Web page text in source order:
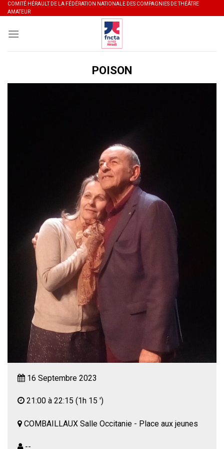
Skip
to
content
COMITÉ HÉRAULT DE LA FÉDÉRATION NATIONALE DES COMPAGNIES DE THÉÂTRE
AMATEUR
POISON
16 Septembre 2023
21:00 à 22:15 (1h 15 ')
COMBAILLAUX Salle Occitanie - Place aux jeunes
--